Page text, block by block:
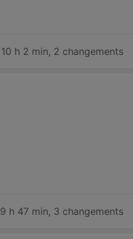
10 h 2 min, 2 changements
9 h 47 min, 3 changements